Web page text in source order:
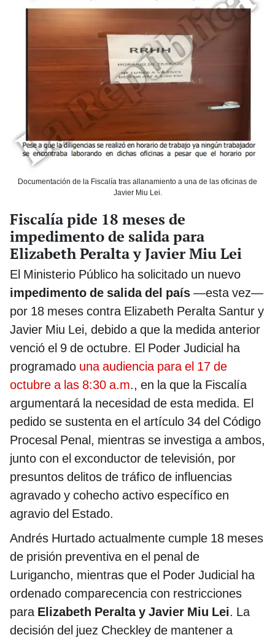
Documentación de la Fiscalía tras allanamiento a una de las oficinas de
Javier Miu Lei.
Fiscalía pide 18 meses de
impedimento de salida para
Elizabeth Peralta y Javier Miu Lei
El Ministerio Público ha solicitado un nuevo
impedimento de salida del país —esta vez—
por 18 meses contra Elizabeth Peralta Santur y
Javier Miu Lei, debido a que la medida anterior
venció el 9 de octubre. El Poder Judicial ha
programado una audiencia para el 17 de
octubre a las 8:30 a.m., en la que la Fiscalía
argumentará la necesidad de esta medida. El
pedido se sustenta en el artículo 34 del Código
Procesal Penal, mientras se investiga a ambos,
junto con el exconductor de televisión, por
presuntos delitos de tráfico de influencias
agravado y cohecho activo específico en
agravio del Estado.
Andrés Hurtado actualmente cumple 18 meses
de prisión preventiva en el penal de
Lurigancho, mientras que el Poder Judicial ha
ordenado comparecencia con restricciones
paraElizabeth Peralta y Javier Miu Lei. La
decisión del juez Checkley de mantener a